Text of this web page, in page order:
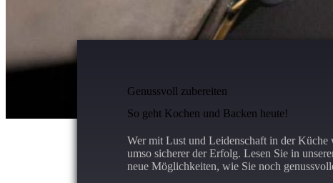
Genussvoll zubereiten
So geht Kochen und Backen heute!
Wer mit Lust und Leidenschaft in der Küche
umso sicherer der Erfolg. Lesen Sie in
neue Möglichkeiten, wie Sie noch